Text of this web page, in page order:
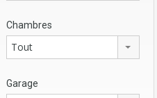
Chambres
Tout
Garage